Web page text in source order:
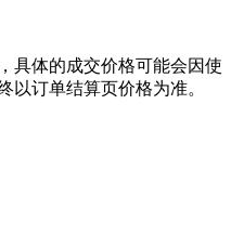
具体的成交价格可能会因使
以订单结算页价格为准。